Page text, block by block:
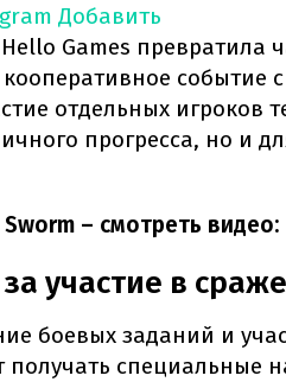
Добавить
Games превратила
событие
отдельных игроков
прогресса, но и
– смотреть видео:
участие в
боевых заданий и
получать специальные